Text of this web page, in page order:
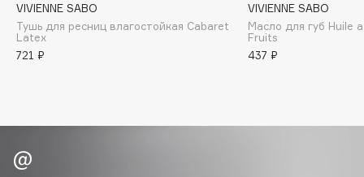
Deonica
Dessange
Dior
Dolomit
DP Daily Perfection
VIVIENNE SABO
Тушь для ресниц влагостойкая Cabaret
Latex
721 ₽
VIVIENNE SABO
Масло для губ Huile
Fruits
437 ₽